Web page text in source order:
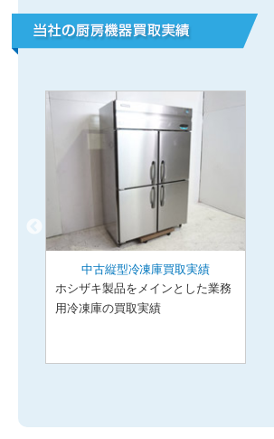
中古縦型冷凍庫買取実績
ホシザキ製品をメインとした業務
用冷凍庫の買取実績